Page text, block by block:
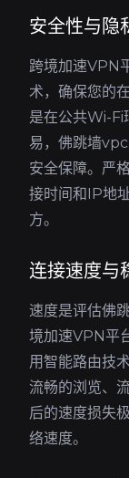
安全性与隐
跨境加速VPN
术，确保您的
是在公共Wi-Fi
易，佛跳墙
安全保障。严
接时间和IP地
方。
连接速度与
速度是评估佛
境加速VPN平
用智能路由技
流畅的浏览、
后的速度损失
络速度。